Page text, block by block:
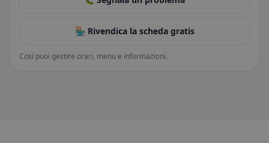
🏪 Rivendica la scheda gratis
Così puoi gestire orari, menu e informazioni.